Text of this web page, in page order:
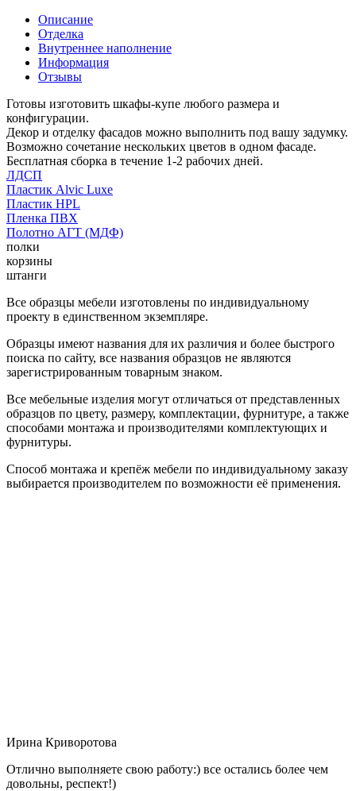
Описание
Отделка
Внутреннее наполнение
Информация
Отзывы
Готовы изготовить шкафы-купе любого размера и
конфигурации.
Декор и отделку фасадов можно выполнить под вашу задумку.
Возможно сочетание нескольких цветов в одном фасаде.
Бесплатная сборка в течение 1-2 рабочих дней.
ЛДСП
Пластик Alvic Luxe
Пластик HPL
Пленка ПВХ
Полотно АГТ (МДФ)
полки
корзины
штанги
Все образцы мебели изготовлены по индивидуальному
проекту в единственном экземпляре.
Образцы имеют названия для их различия и более быстрого
поиска по сайту, все названия образцов не являются
зарегистрированным товарным знаком.
Все мебельные изделия могут отличаться от представленных
образцов по цвету, размеру, комплектации, фурнитуре, а также
способами монтажа и производителями комплектующих и
фурнитуры.
Способ монтажа и крепёж мебели по индивидуальному заказу
выбирается производителем по возможности её применения.
Ирина Криворотова
Отлично выполняете свою работу:) все остались более чем
довольны, респект!)